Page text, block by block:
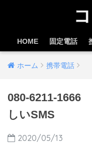
HOME 固定電話
ホーム 携帯電話
080-6211-1666
しいSMS
2020/05/13